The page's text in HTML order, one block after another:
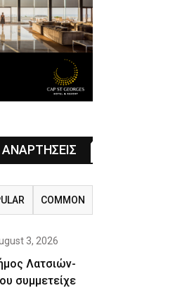
COMMON
3, 2026
Λατσιών-
συμμετείχε